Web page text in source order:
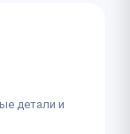
детали и